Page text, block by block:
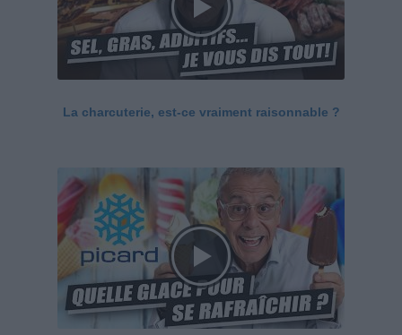
La charcuterie, est-ce vraiment raisonnable ?